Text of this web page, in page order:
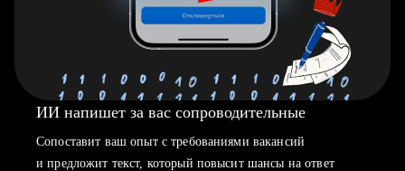
ИИ напишет за вас сопроводительные
Сопоставит ваш опыт с требованиями вакансий
и предложит текст, который повысит шансы на ответ